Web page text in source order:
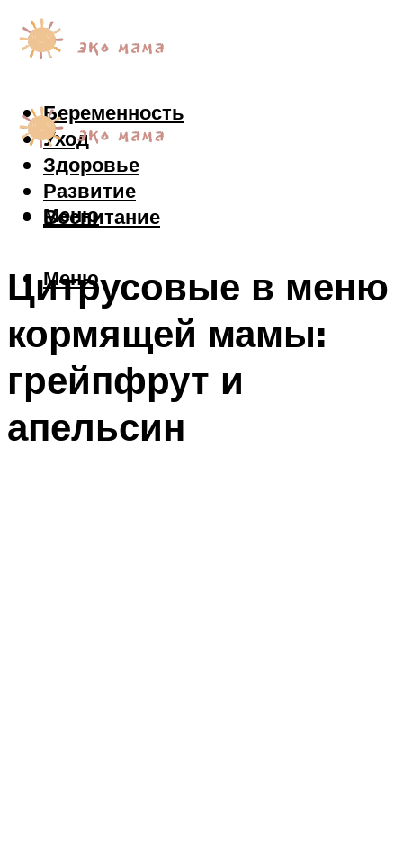
Беременность
Уход
Здоровье
Развитие
Воспитание
Меню
Меню
Цитрусовые в меню
кормящей мамы:
грейпфрут и
апельсин